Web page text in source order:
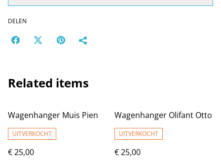
DELEN
Related items
Wagenhanger Muis Pien
UITVERKOCHT
€ 25,00
Wagenhanger Olifant Otto
UITVERKOCHT
€ 25,00